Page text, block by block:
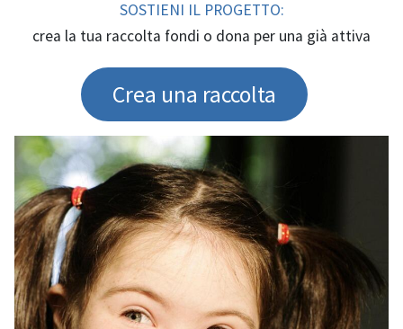
SOSTIENI IL PROGETTO:
crea la tua raccolta fondi o dona per una già attiva
Crea una raccolta